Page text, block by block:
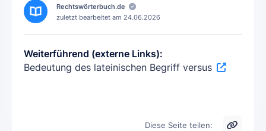
Rechtswörterbuch.de
zuletzt bearbeitet am 24.06.2026
Weiterführend (externe Links):
Bedeutung des lateinischen Begriff versus
Diese Seite teilen: